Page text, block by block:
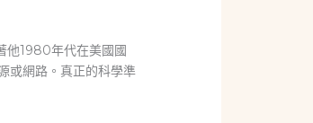
他1980年代在美國國
或網路。真正的科學準